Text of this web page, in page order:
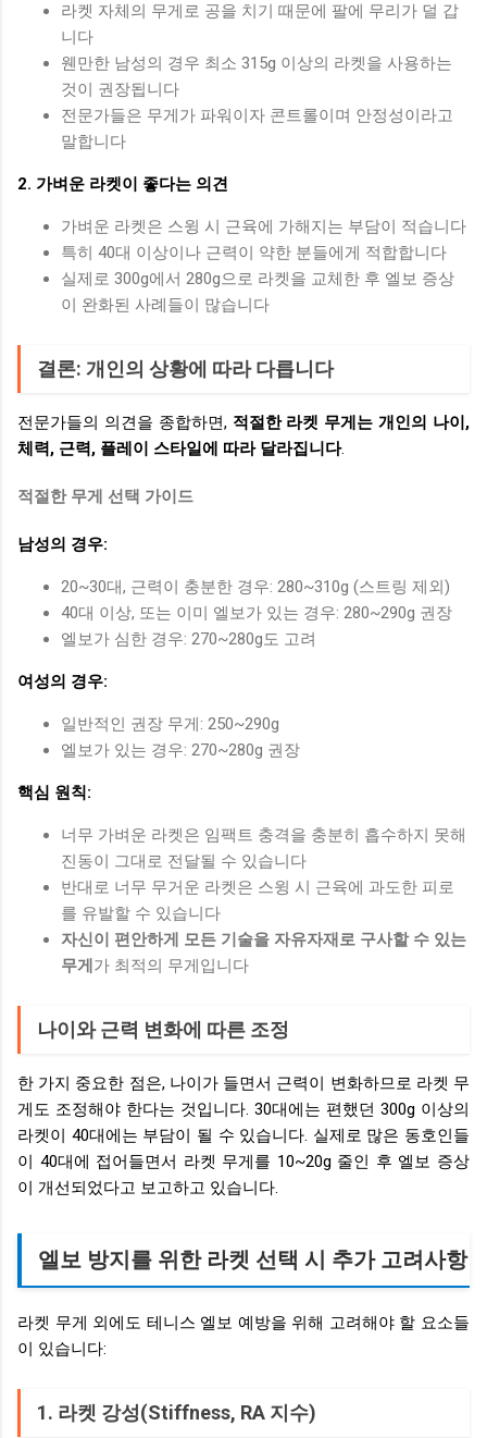
라켓 자체의 무게로 공을 치기 때문에 팔에 무리가 덜 갑
니다
웬만한 남성의 경우 최소 315g 이상의 라켓을 사용하는
것이 권장됩니다
전문가들은 무게가 파워이자 콘트롤이며 안정성이라고
말합니다
2. 가벼운 라켓이 좋다는 의견
가벼운 라켓은 스윙 시 근육에 가해지는 부담이 적습니다
특히 40대 이상이나 근력이 약한 분들에게 적합합니다
실제로 300g에서 280g으로 라켓을 교체한 후 엘보 증상
이 완화된 사례들이 많습니다
결론: 개인의 상황에 따라 다릅니다
전문가들의 의견을 종합하면, 적절한 라켓 무게는 개인의 나이,
체력, 근력, 플레이 스타일에 따라 달라집니다.
적절한 무게 선택 가이드
남성의 경우:
20~30대, 근력이 충분한 경우: 280~310g (스트링 제외)
40대 이상, 또는 이미 엘보가 있는 경우: 280~290g 권장
엘보가 심한 경우: 270~280g도 고려
여성의 경우:
일반적인 권장 무게: 250~290g
엘보가 있는 경우: 270~280g 권장
핵심 원칙:
너무 가벼운 라켓은 임팩트 충격을 충분히 흡수하지 못해
진동이 그대로 전달될 수 있습니다
반대로 너무 무거운 라켓은 스윙 시 근육에 과도한 피로
를 유발할 수 있습니다
자신이 편안하게 모든 기술을 자유자재로 구사할 수 있는
무게 가 최적의 무게입니다
나이와 근력 변화에 따른 조정
한 가지 중요한 점은, 나이가 들면서 근력이 변화하므로 라켓 무
게도 조정해야 한다는 것입니다. 30대에는 편했던 300g 이상의
라켓이 40대에는 부담이 될 수 있습니다. 실제로 많은 동호인들
이 40대에 접어들면서 라켓 무게를 10~20g 줄인 후 엘보 증상
이 개선되었다고 보고하고 있습니다.
엘보 방지를 위한 라켓 선택 시 추가 고려사항
라켓 무게 외에도 테니스 엘보 예방을 위해 고려해야 할 요소들
이 있습니다:
1. 라켓 강성(Stiffness, RA 지수)